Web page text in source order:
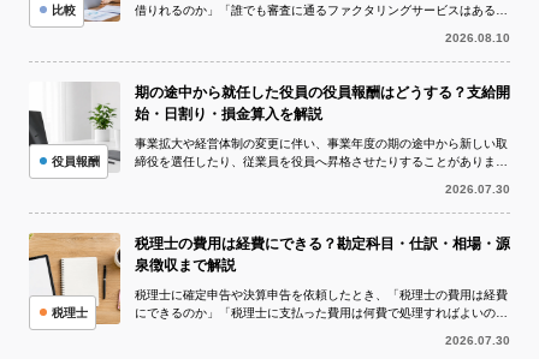
借りれるのか」「誰でも審査に通るファクタリングサービスはあるの
2026.08.10
比較
期の途中から就任した役員の役員報酬はどうする？支給開
始・日割り・損金算入を解説
事業拡大や経営体制の変更に伴い、事業年度の期の途中から新しい取
締役を選任したり、従業員を役員へ昇格させたりすることがありま
2026.07.30
役員報酬
税理士の費用は経費にできる？勘定科目・仕訳・相場・源
泉徴収まで解説
税理士に確定申告や決算申告を依頼したとき、「税理士の費用は経費
にできるのか」「税理士に支払った費用は何費で処理すればよいの
2026.07.30
税理士